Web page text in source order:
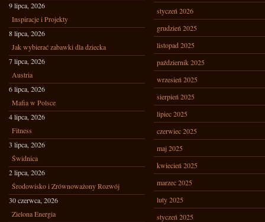
9 lipca, 2026
Inspiracje i Projekty
8 lipca, 2026
Jak wybierać zabawki dla dziecka
7 lipca, 2026
Austria
6 lipca, 2026
Mafia w Polsce
4 lipca, 2026
Fitness
3 lipca, 2026
Świdnica
2 lipca, 2026
Środowisko i Zrównoważony Rozwój
30 czerwca, 2026
Zielona Energia
styczeń 2026
grudzień 2025
listopad 2025
październik 2025
wrzesień 2025
sierpień 2025
lipiec 2025
czerwiec 2025
maj 2025
kwiecień 2025
marzec 2025
luty 2025
styczeń 2025